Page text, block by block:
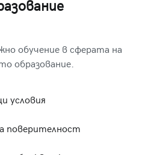
обучение в сферата на
образование.
условия
поверителност